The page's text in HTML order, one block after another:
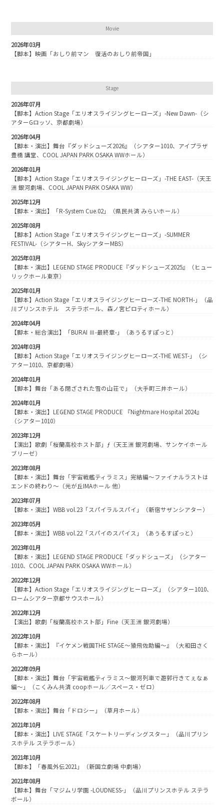
Movie
2026年03月
【脚本】映画「おしり前マン 復活のおしり前帝国」
Stage
2026年07月
【脚本】Action Stage「エリオスライジングヒーローズ」-New Dawn-（シ
アターGロッソ、京都劇場）
2026年04月
【脚本・演出】舞台『ダッドシューズ2026』（シアター1010、アイプラザ
豊橋 講堂、COOL JAPAN PARK OSAKA WWホール）
2026年01月
【脚本】Action Stage「エリオスライジングヒーローズ」-THE EAST-（天王
洲 銀河劇場、COOL JAPAN PARK OSAKA WW）
2025年12月
【脚本・演出】「R-System Cue.02」（県民共済 みらいホール）
2025年08月
【脚本】Action Stage「エリオスライジングヒーローズ」-SUMMER
FESTIVAL-（シアターH、SkyシアターMBS）
2025年03月
【脚本・演出】LEGEND STAGE PRODUCE『ダッドシューズ2025』（ヒュー
リックホール東京）
2025年01月
【脚本】Action Stage「エリオスライジングヒーローズ-THE NORTH-」（品
川プリンスホテル ステラボール、森ノ宮ピロティホール）
2024年04月
【脚本・総合演出】「BURAI Ⅲ-最終章-」（あうるすぽっと）
2024年03月
【脚本】Action Stage「エリオスライジングヒーローズ-THE WEST-」（シ
アター1010、京都劇場）
2024年01月
【脚本】舞台「ある閉ざされた雪の山荘で」（大手町三井ホール）
2024年01月
【脚本・演出】LEGEND STAGE PRODUCE 『Nightmare Hospital 2024』
（シアター1010）
2023年12月
【演出】歌劇「桜蘭高校ホスト部」ƒ（天王洲 銀河劇場、サンケイホール
ブリーゼ）
2023年08月
【脚本・演出】舞台「宇宙戦艦ティラミス」完結編～ファイナルラストは
エンドの終わり～（光が丘IMAホール 他）
2023年07月
【脚本・演出】WBB vol.23「スパイラルスパイ」（新宿サザンシアター）
2023年05月
【脚本・演出】WBB vol.22「スパイのスパイス」（あうるすぽっと）
2023年01月
【脚本・演出】LEGEND STAGE PRODUCE「ダッドシューズ」（シアター
1010、COOL JAPAN PARK OSAKA WWホール）
2022年12月
【脚本】Action Stage「エリオスライジングヒーローズ」（シアター1010、
ロームシアター京都サウスホール）
2022年12月
【演出】歌劇「桜蘭高校ホスト部」Fine（天王洲 銀河劇場）
2022年10月
【脚本・演出】『イケメン戦国THE STAGE～猿飛佐助編～』（大和田さく
らホール）
2022年09月
【脚本・演出】舞台「宇宙戦艦ティラミス〜銀河列車で遊郭行きてぇなぁ
編〜」（こくみん共済 coopホール／スペース・ゼロ）
2022年08月
【脚本・演出】舞台「ドロシー」（草月ホール）
2021年10月
【脚本・演出】LIVE STAGE「スケートリーディングスター」（品川プリン
スホテル ステラボール）
2021年10月
【脚本】「春風外伝2021」（新国立劇場 中劇場）
2021年08月
【脚本】舞台「マジムリ学園 -LOUDNESS-」（品川プリンスホテル ステラ
ボール）